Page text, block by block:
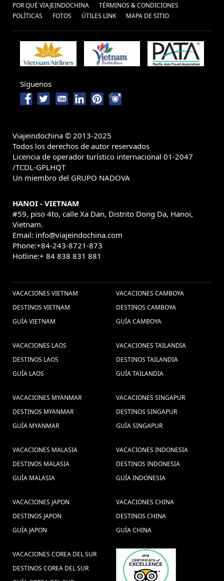
POR QUÉ VIAJEINDOCHINA
TÉRMINOS & CONDICIONES
POLÍ­TICAS
FOTOS ÚTILES LINK MAPA DE SITIO
Síguenos
Viajeindochina © 2013-2025
Todos los derechos de autor reservados
Licencia de operador turístico internacional 01-2047
/TCDL-GPLHQT
Un miembro del GRUPO NADOVA
HANOI - VIETNAM
#59, piso 4to, calle Xa Dan, Distrito Dong Da, Hanoi,
Vietnam.
Email: info@viajeindochina.com
Phone:+84-243-8721-873
Hotline:+ 84 838 831 881
VACACIONES VIETNAM
DESTINOS VIETNAM
GUÍA VIETNAM
VACACIONES CAMBOYA
DESTINOS CAMBOYA
GUÍA CAMBOYA
VACACIONES LAOS
DESTINOS LAOS
GUÍA LAOS
VACACIONES TAILANDIA
DESTINOS TAILANDIA
GUÍA TAILANDIA
VACACIONES MYANMAR
DESTINOS MYANMAR
GUÍA MYANMAR
VACACIONES SINGAPUR
DESTINOS SINGAPUR
GUÍA SINGAPUR
VACACIONES MALASIA
DESTINOS MALASIA
GUÍA MALASIA
VACACIONES INDONESIA
DESTINOS INDONESIA
GUÍA INDONESIA
VACACIONES JAPON
DESTINOS JAPON
GUÍA JAPON
VACACIONES CHINA
DESTINOS CHINA
GUÍA CHINA
VACACIONES COREA DEL SUR
DESTINOS COREA DEL SUR